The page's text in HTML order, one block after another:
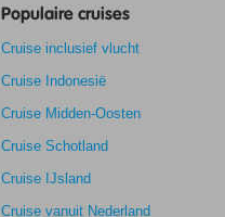
Populaire cruises
Cruise inclusief vlucht
Cruise Indonesië
Cruise Midden-Oosten
Cruise Schotland
Cruise IJsland
Cruise vanuit Nederland